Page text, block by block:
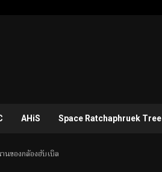
AHiS Space Ratchaphruek Tree
นของกล้องฮับเบิล